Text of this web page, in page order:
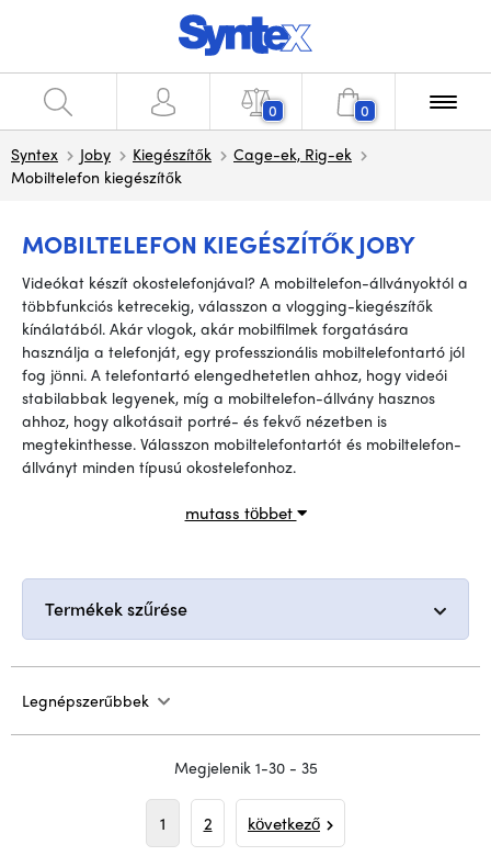
0 0
Syntex Joby Kiegészítők
Cage-ek, Rig-ek
Mobiltelefon kiegészítők
MOBILTELEFON KIEGÉSZÍTŐK JOBY
Videókat készít okostelefonjával? A mobiltelefon-állványoktól a
többfunkciós ketrecekig, válasszon a vlogging-kiegészítők
kínálatából. Akár vlogok, akár mobilfilmek forgatására
használja a telefonját, egy professzionális mobiltelefontartó jól
fog jönni. A telefontartó elengedhetetlen ahhoz, hogy videói
stabilabbak legyenek, míg a mobiltelefon-állvány hasznos
ahhoz, hogy alkotásait portré- és fekvő nézetben is
megtekinthesse. Válasszon mobiltelefontartót és mobiltelefon-
állványt minden típusú okostelefonhoz.
mutass többet
Termékek szűrése
Legnépszerűbbek
Megjelenik 1-30 - 35
1 2 következő